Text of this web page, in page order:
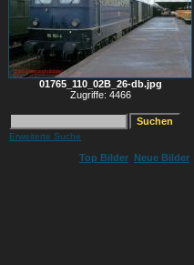
01765_110_02B_26-db.jpg
Zugriffe: 4466
Erweiterte Suche
Top Bilder Neue Bilder